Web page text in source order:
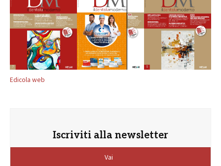
Edicola web
Iscriviti alla newsletter
Vai